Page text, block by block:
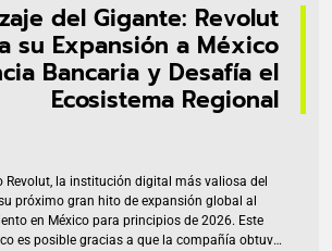
del Gigante: Revolut
su Expansión a México
Bancaria y Desafía el
Ecosistema Regional
Revolut, la institución digital más valiosa del
próximo gran hito de expansión global al
en México para principios de 2026. Este
es posible gracias a que la compañía obtuvo